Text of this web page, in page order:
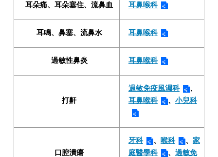
耳朵痛、耳朵塞住、流鼻血 耳鼻喉科
耳鳴、鼻塞、流鼻水 耳鼻喉科
過敏性鼻炎 耳鼻喉科
打鼾
過敏免疫風濕科
、
耳鼻喉科
、 小兒科
口腔潰瘍
牙科 、 喉科 、 家
庭醫學科
、 過敏免